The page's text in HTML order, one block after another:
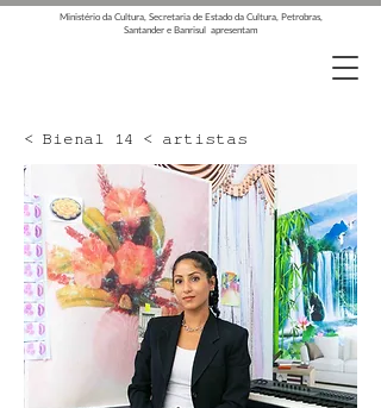
Ministério da Cultura, Secretaria de Estado da Cultura, Petrobras,
Santander e Banrisul apresentam
< Bienal 14 < artistas